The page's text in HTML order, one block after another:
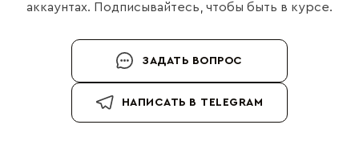
аккаунтах. Подписывайтесь, чтобы быть в курсе.
ЗАДАТЬ ВОПРОС
НАПИСАТЬ В TELEGRAM